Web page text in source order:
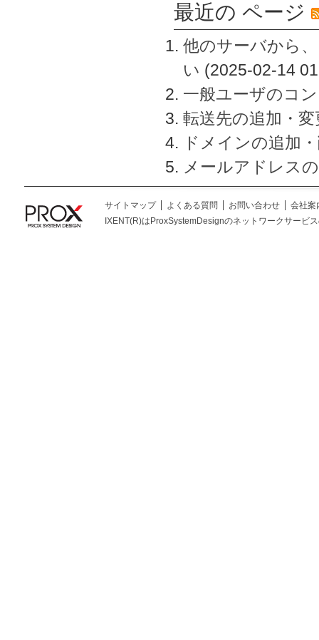
最近の ページ
他のサーバから
い (2025-02-14
一般ユーザのコ
転送先の追加・
ドメインの追加
メールアドレス
サイトマップ よくある質問 お問い合わせ
会社案
IXENT(R)はProxSystemDesignのネットワークサービ